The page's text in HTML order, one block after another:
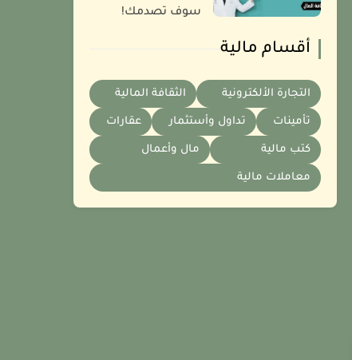
سوف تصدمك!
أقسام مالية
التجارة الألكترونية الثقافة المالية
تأمينات تداول وأستثمار عقارات
كتب مالية مال وأعمال
معاملات مالية